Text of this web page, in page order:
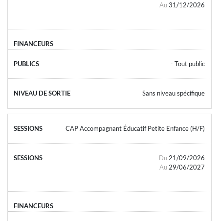
Au 31/12/2026
- Tout public
Sans niveau spécifique
CAP Accompagnant Éducatif Petite Enfance (H/F)
Du 21/09/2026
Au 29/06/2027